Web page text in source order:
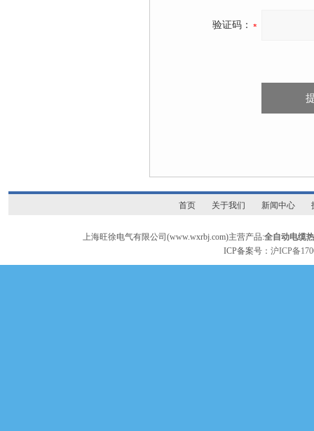
验证码：
首页 关于我们 新闻中心
上海旺徐电气有限公司(www.wxrbj.com)主营产品:全自动电缆
ICP备案号：沪ICP备